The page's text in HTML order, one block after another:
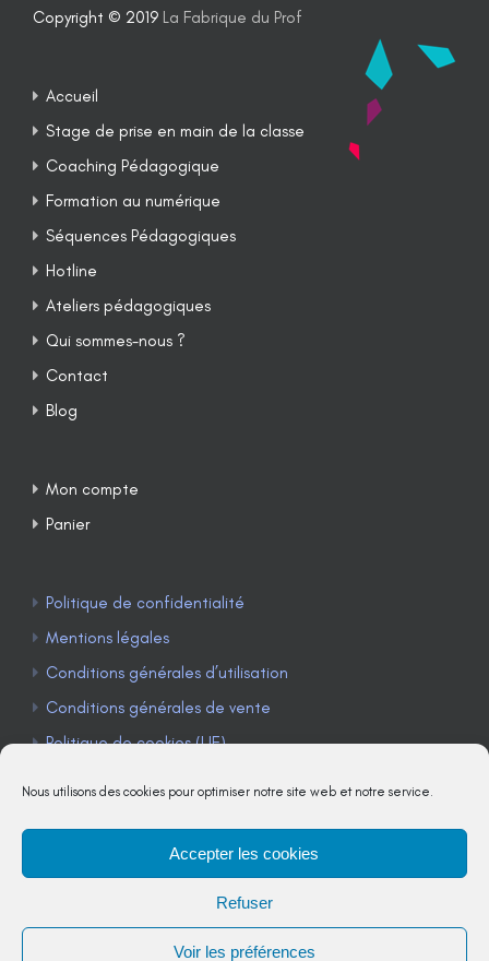
Nous utilisons des cookies pour optimiser notre site web et notre service.
Accepter les cookies
Refuser
Voir les préférences
Copyright © 2019 La Fabrique du Prof
Accueil
Stage de prise en main de la classe
Coaching Pédagogique
Formation au numérique
Séquences Pédagogiques
Hotline
Ateliers pédagogiques
Qui sommes-nous ?
Contact
Blog
Mon compte
Panier
Politique de confidentialité
Mentions légales
Conditions générales d’utilisation
Conditions générales de vente
Politique de cookies (UE)
TÉLÉPHONE : 04 90 85 22 98